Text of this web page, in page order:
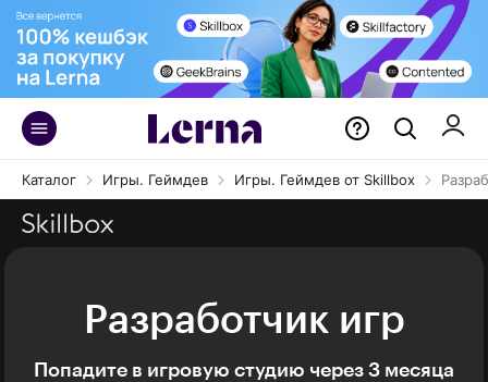
Каталог Игры. Геймдев Игры. Геймдев от Skillbox
Разработчик игр
Попадите в игровую студию через 3 месяца